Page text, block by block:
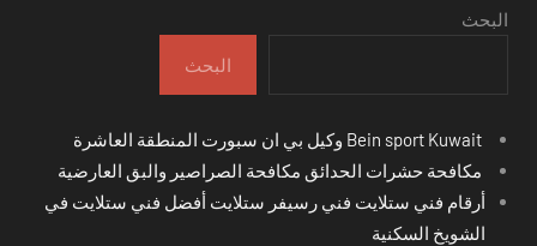
البحث
البحث
مكافحة حشرات الحدائق مكافحة الصراصير والبق العارضية
أرقام فني ستلايت فني رسيفر ستلايت أفضل فني ستلايت في
الشويخ السكنية